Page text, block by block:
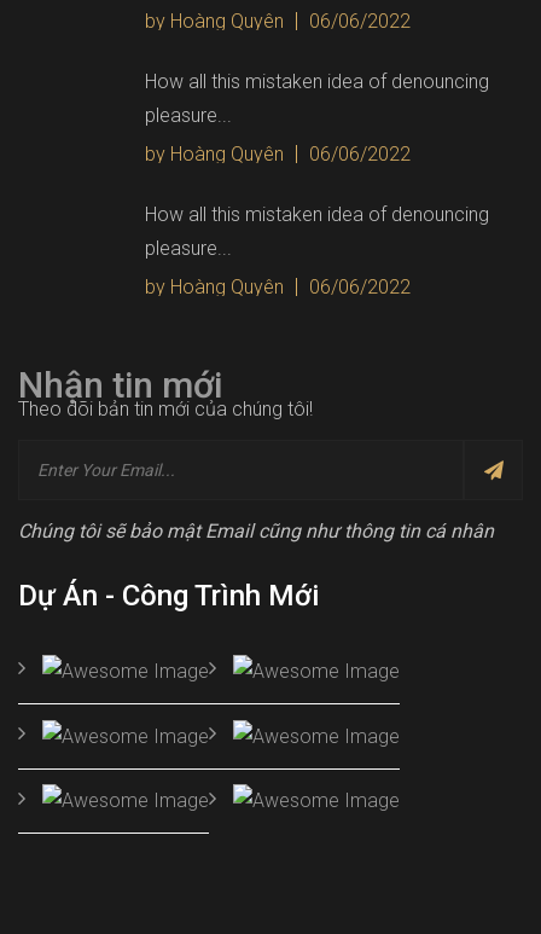
by Hoàng Quyên
06/06/2022
How all this mistaken idea of denouncing
pleasure...
by Hoàng Quyên
06/06/2022
How all this mistaken idea of denouncing
pleasure...
by Hoàng Quyên
06/06/2022
Nhận tin mới
Theo dõi bản tin mới của chúng tôi!
Chúng tôi sẽ bảo mật Email cũng như thông tin cá nhân
Dự Án - Công Trình Mới